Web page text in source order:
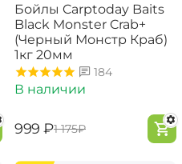
Бойлы Carptoday Baits
Black Monster Crab+
(Черный Монстр Краб)
1кг 20мм
184
В наличии
‍999‍ ₽‍1 175‍₽